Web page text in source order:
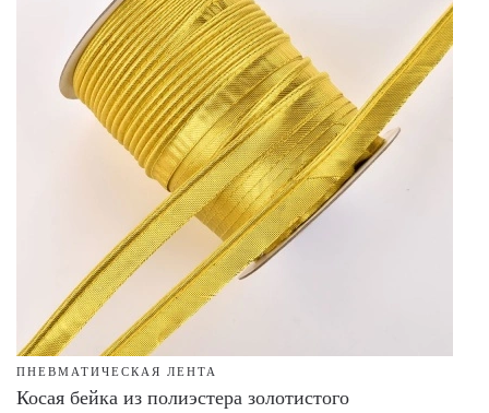
ПНЕВМАТИЧЕСКАЯ ЛЕНТА
Косая бейка из полиэстера золотистого